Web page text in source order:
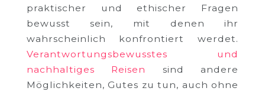
praktischer und ethischer Fragen
bewusst sein, mit denen ihr
wahrscheinlich konfrontiert werdet.
Verantwortungsbewusstes und
nachhaltiges Reisen
sind andere
Möglichkeiten, Gutes zu tun, auch ohne